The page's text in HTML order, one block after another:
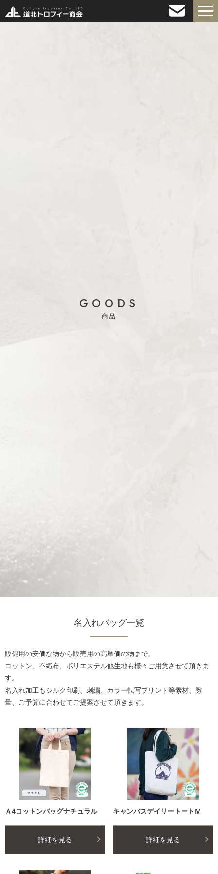
GOODS
名入れバッグ一覧
販促用の安価な物から販売用の高単価の物まで。
コットン、不織布、ポリエステル他生地も様々ご用意させて頂きま
す。
名入れ加工もシルク印刷、刺繍、カラー転写プリント等素材、数
量、ご予算に合わせてご提案させて頂きます。
Ａ4コットンバッグナチュラル
詳細を見る
キャンバスデイリートートM
詳細を見る